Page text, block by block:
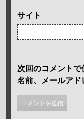
サイト
次回のコメント
名前、メールアド